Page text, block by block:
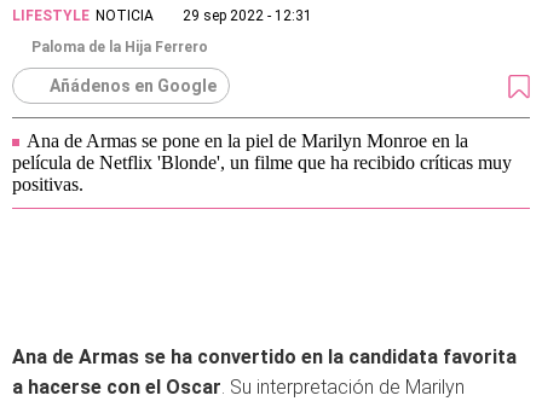
LIFESTYLE NOTICIA
29 sep 2022 - 12:31
Paloma de la Hija Ferrero
Añádenos en Google
Ana de Armas se pone en la piel de Marilyn Monroe en la
película de Netflix 'Blonde', un filme que ha recibido críticas muy
positivas.
Ana de Armas se ha convertido en la candidata favorita
a hacerse con el Oscar. Su interpretación de Marilyn